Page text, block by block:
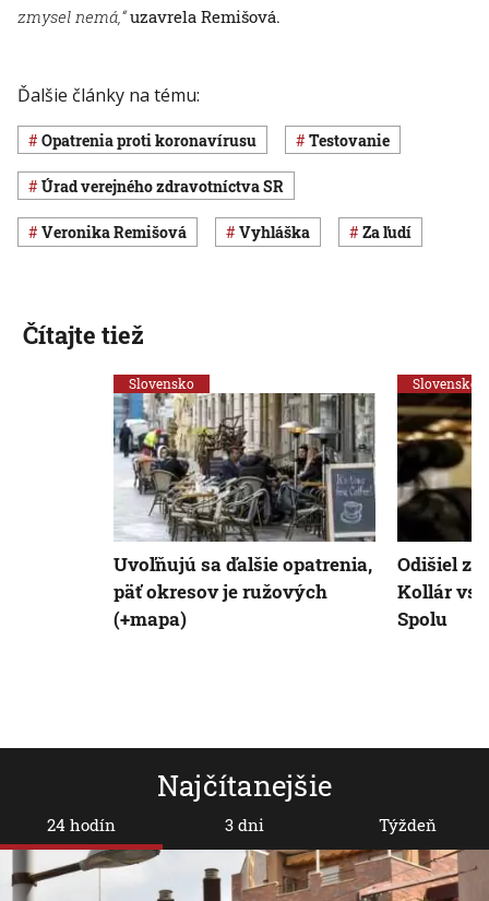
zmysel nemá,“uzavrela Remišová.
Ďalšie články na tému:
opatrenia proti koronavírusu testovanie
Úrad verejného zdravotníctva SR
Veronika Remišová vyhláška Za ľudí
Najčítanejšie
24 hodín 3 dni Týždeň
Čítajte tiež
Slovensko
Uvoľňujú sa ďalšie opatrenia,
päť okresov je ružových
(+mapa)
Slovensko
Odišiel
Kollár
Spolu